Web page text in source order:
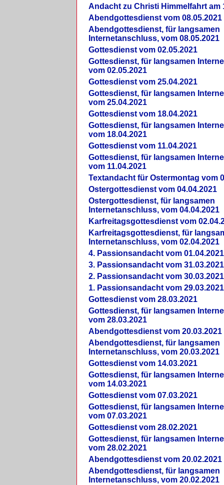
Andacht zu Christi Himmelfahrt am
Abendgottesdienst vom 08.05.2021
Abendgottesdienst, für langsamen
Internetanschluss, vom 08.05.2021
Gottesdienst vom 02.05.2021
Gottesdienst, für langsamen
vom 02.05.2021
Gottesdienst vom 25.04.2021
Gottesdienst, für langsamen
vom 25.04.2021
Gottesdienst vom 18.04.2021
Gottesdienst, für langsamen
vom 18.04.2021
Gottesdienst vom 11.04.2021
Gottesdienst, für langsamen
vom 11.04.2021
Textandacht für Ostermontag vom
Ostergottesdienst vom 04.04.2021
Ostergottesdienst, für langsamen
Internetanschluss, vom 04.04.2021
Karfreitagsgottesdienst vom
Karfreitagsgottesdienst, für
Internetanschluss, vom 02.04.2021
4. Passionsandacht vom 01.04.2021
3. Passionsandacht vom 31.03.2021
2. Passionsandacht vom 30.03.2021
1. Passionsandacht vom 29.03.2021
Gottesdienst vom 28.03.2021
Gottesdienst, für langsamen
vom 28.03.2021
Abendgottesdienst vom 20.03.2021
Abendgottesdienst, für langsamen
Internetanschluss, vom 20.03.2021
Gottesdienst vom 14.03.2021
Gottesdienst, für langsamen
vom 14.03.2021
Gottesdienst vom 07.03.2021
Gottesdienst, für langsamen
vom 07.03.2021
Gottesdienst vom 28.02.2021
Gottesdienst, für langsamen
vom 28.02.2021
Abendgottesdienst vom 20.02.2021
Abendgottesdienst, für langsamen
Internetanschluss, vom 20.02.2021